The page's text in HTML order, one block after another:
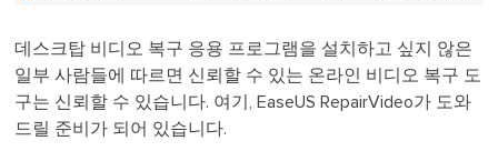
데스크탑 비디오 복구 응용 프로그램을 설치하고 싶지 않은
일부 사람들에 따르면 신뢰할 수 있는 온라인 비디오 복구 도
구는 신뢰할 수 있습니다. 여기, EaseUS RepairVideo가 도와
드릴 준비가 되어 있습니다.